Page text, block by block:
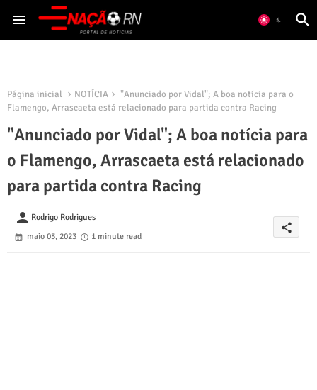
Página inicial NOTÍCIA
"Anunciado por Vidal"; A boa notícia para o
Flamengo, Arrascaeta está relacionado para partida contra Racing
"Anunciado por Vidal"; A boa notícia para
o Flamengo, Arrascaeta está relacionado
para partida contra Racing
person Rodrigo Rodrigues
maio 03, 2023
1 minute read
share